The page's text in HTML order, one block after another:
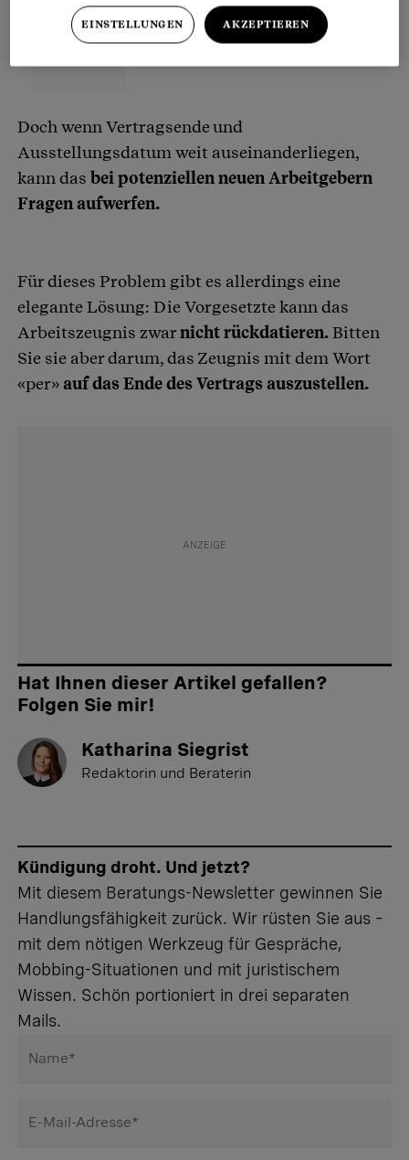
Doch wenn Vertragsende und
Ausstellungsdatum weit auseinanderliegen,
kann das bei potenziellen neuen Arbeitgebern
Fragen aufwerfen.
Für dieses Problem gibt es allerdings eine
elegante Lösung: Die Vorgesetzte kann das
Arbeitszeugnis zwarnicht rückdatieren.Bitten
Sie sie aber darum, das Zeugnis mit dem Wort
«per»auf das Ende des Vertrags auszustellen.
Hat Ihnen dieser Artikel gefallen?
Folgen Sie mir!
Katharina Siegrist
Redaktorin und Beraterin
Kündigung droht. Und jetzt?
Mit diesem Beratungs-Newsletter gewinnen Sie
Handlungsfähigkeit zurück. Wir rüsten Sie aus –
mit dem nötigen Werkzeug für Gespräche,
Mobbing-Situationen und mit juristischem
Wissen. Schön portioniert in drei separaten
Mails.
Name*
E-Mail-Adresse*
EINSTELLUNGEN AKZEPTIEREN